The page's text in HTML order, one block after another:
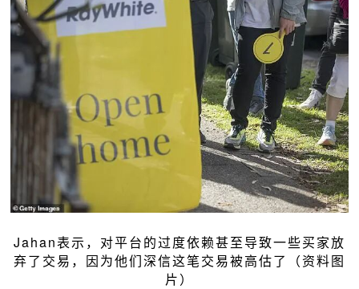
Jahan表示，对平台的过度依赖甚至导致一些买家放
弃了交易，因为他们深信这笔交易被高估了（资料图
片）